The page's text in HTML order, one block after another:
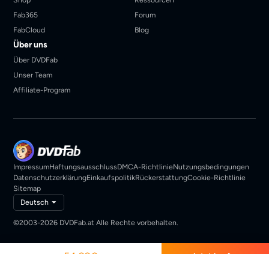
Fab365
FabCloud
Forum
Blog
Über uns
Über DVDFab
Unser Team
Affiliate-Program
ImpressumHaftungsausschlussDMCA-RichtlinieNutzungsbedingungen
DatenschutzerklärungEinkaufspolitikRückerstattungCookie-Richtlinie
Sitemap
Deutsch
©2003-2026 DVDFab.at Alle Rechte vorbehalten.